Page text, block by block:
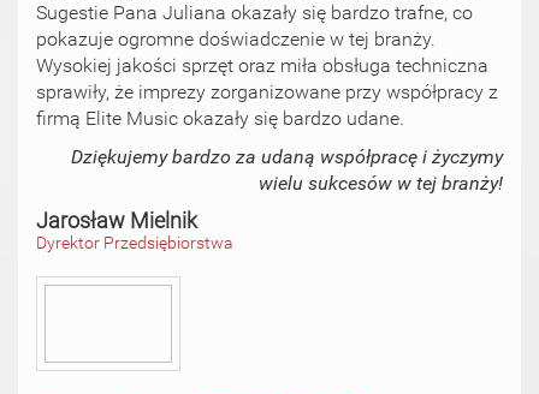
Sugestie Pana Juliana okazały się bardzo trafne, co
pokazuje ogromne doświadczenie w tej branży.
Wysokiej jakości sprzęt oraz miła obsługa techniczna
sprawiły, że imprezy zorganizowane przy współpracy z
firmą Elite Music okazały się bardzo udane.
Dziękujemy bardzo za udaną współpracę i życzymy
wielu sukcesów w tej branży!
Jarosław Mielnik
Dyrektor Przedsiębiorstwa